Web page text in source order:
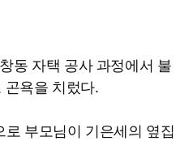
동 자택 공사 과정에서 불
곤욕을 치렀다.
부모님이 기은세의 옆집